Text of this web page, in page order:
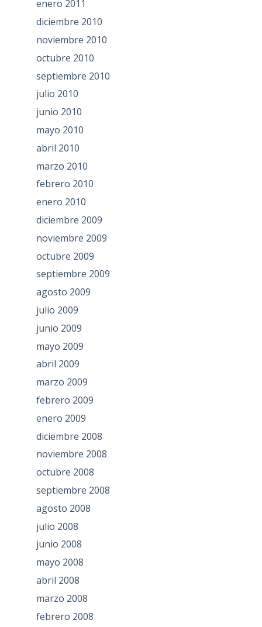
enero 2011
diciembre 2010
noviembre 2010
octubre 2010
septiembre 2010
julio 2010
junio 2010
mayo 2010
abril 2010
marzo 2010
febrero 2010
enero 2010
diciembre 2009
noviembre 2009
octubre 2009
septiembre 2009
agosto 2009
julio 2009
junio 2009
mayo 2009
abril 2009
marzo 2009
febrero 2009
enero 2009
diciembre 2008
noviembre 2008
octubre 2008
septiembre 2008
agosto 2008
julio 2008
junio 2008
mayo 2008
abril 2008
marzo 2008
febrero 2008